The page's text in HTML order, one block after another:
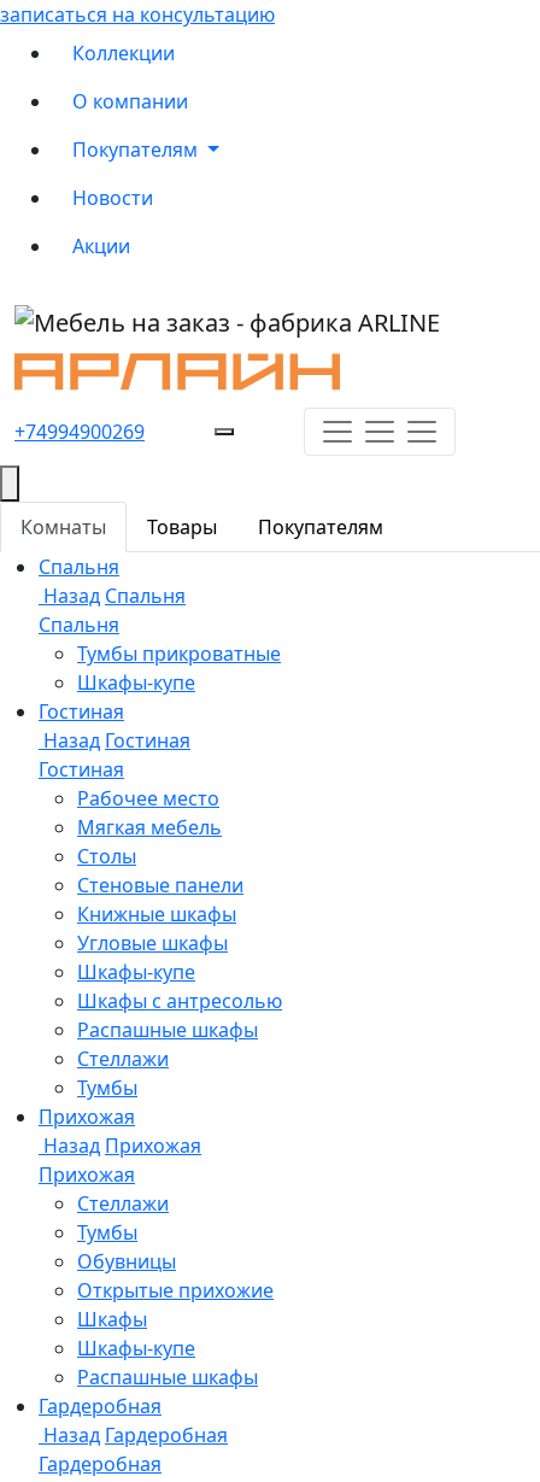
записаться на консультацию
Коллекции
О компании
Покупателям
Новости
Акции
+74994900269